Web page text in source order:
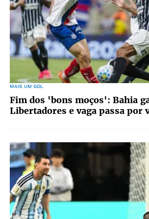
MAIS UM GOL
Fim dos 'bons moços': Bahia
Libertadores e vaga passa por